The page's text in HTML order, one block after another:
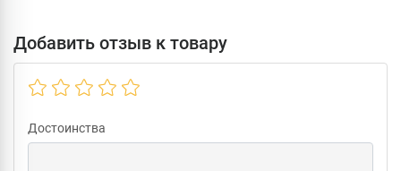
Добавить отзыв к товару
Достоинства